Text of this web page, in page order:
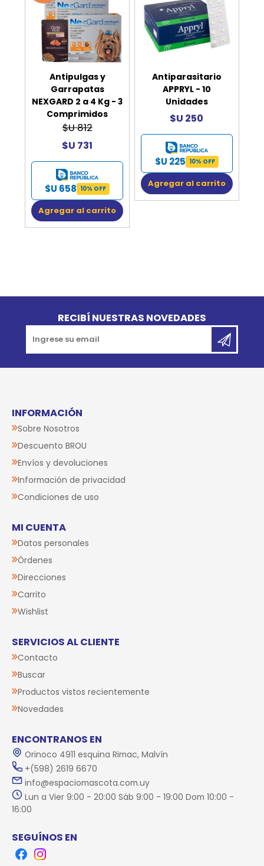
Antipulgas y
Garrapatas
NEXGARD 2 a 4 Kg - 3
Comprimidos
$U 812
$U 731
$U 658 10% OFF
Agregar al carrito
Antiparasitario
APPRYL - 10
Unidades
$U 250
$U 225 10% OFF
Agregar al carrito
RECIBÍ NUESTRAS NOVEDADES
INFORMACIÓN
Sobre Nosotros
Descuento BROU
Envíos y devoluciones
Información de privacidad
Condiciones de uso
MI CUENTA
Datos personales
Órdenes
Direcciones
Carrito
Wishlist
SERVICIOS AL CLIENTE
Contacto
Buscar
Productos vistos recientemente
Novedades
ENCONTRANOS EN
Orinoco 4911 esquina Rimac, Malvín
+(598) 2619 6670
info@espaciomascota.com.uy
Lun a Vier 9:00 - 20:00 Sáb 9:00 - 19:00 Dom 10:00 -
16:00
SEGUÍNOS EN
FacebookInstagram